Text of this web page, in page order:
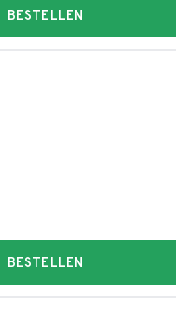
BESTELLEN
BESTELLEN